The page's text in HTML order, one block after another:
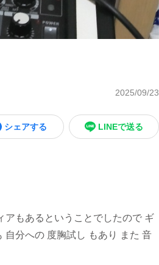
2025/09/23
シェアする LINEで送る
アもあるということでしたので ギ
自分への 度胸試し もあり また 音